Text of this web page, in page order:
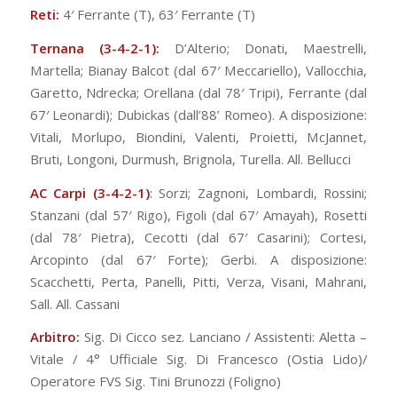
Reti: 4′ Ferrante (T), 63′ Ferrante (T)
Ternana (3-4-2-1): D’Alterio; Donati, Maestrelli,
Martella; Bianay Balcot (dal 67′ Meccariello), Vallocchia,
Garetto, Ndrecka; Orellana (dal 78′ Tripi), Ferrante (dal
67′ Leonardi); Dubickas (dall’88’ Romeo). A disposizione:
Vitali, Morlupo, Biondini, Valenti, Proietti, McJannet,
Bruti, Longoni, Durmush, Brignola, Turella. All. Bellucci
AC Carpi (3-4-2-1): Sorzi; Zagnoni, Lombardi, Rossini;
Stanzani (dal 57′ Rigo), Figoli (dal 67′ Amayah), Rosetti
(dal 78′ Pietra), Cecotti (dal 67′ Casarini); Cortesi,
Arcopinto (dal 67′ Forte); Gerbi. A disposizione:
Scacchetti, Perta, Panelli, Pitti, Verza, Visani, Mahrani,
Sall. All. Cassani
Arbitro: Sig. Di Cicco sez. Lanciano / Assistenti: Aletta –
Vitale / 4° Ufficiale Sig. Di Francesco (Ostia Lido)/
Operatore FVS Sig. Tini Brunozzi (Foligno)